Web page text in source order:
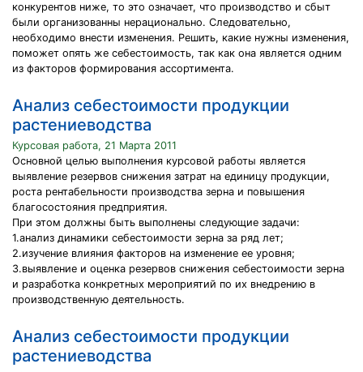
конкурентов ниже, то это означает, что производство и сбыт
были организованны нерационально. Следовательно,
необходимо внести изменения. Решить, какие нужны изменения,
поможет опять же себестоимость, так как она является одним
из факторов формирования ассортимента.
Анализ себестоимости продукции
растениеводства
Курсовая работа, 21 Марта 2011
Основной целью выполнения курсовой работы является
выявление резервов снижения затрат на единицу продукции,
роста рентабельности производства зерна и повышения
благосостояния предприятия.
При этом должны быть выполнены следующие задачи:
1.анализ динамики себестоимости зерна за ряд лет;
2.изучение влияния факторов на изменение ее уровня;
3.выявление и оценка резервов снижения себестоимости зерна
и разработка конкретных мероприятий по их внедрению в
производственную деятельность.
Анализ себестоимости продукции
растениеводства